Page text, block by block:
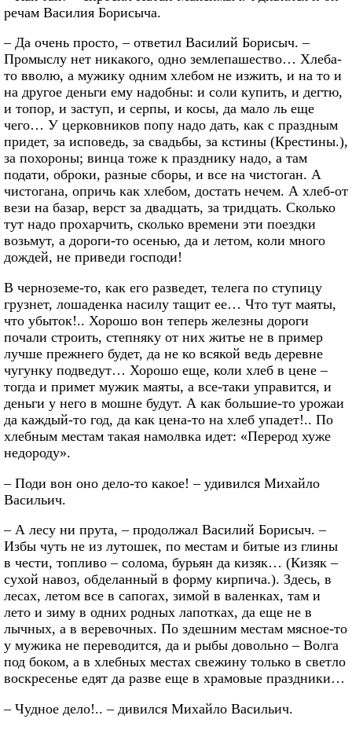
речам Василия Борисыча.
– Да очень просто, – ответил Василий Борисыч. –
Промыслу нет никакого, одно землепашество… Хлеба-
то вволю, а мужику одним хлебом не изжить, и на то и
на другое деньги ему надобны: и соли купить, и дегтю,
и топор, и заступ, и серпы, и косы, да мало ль еще
чего… У церковников попу надо дать, как с праздным
придет, за исповедь, за свадьбы, за кстины (Крестины.),
за похороны; винца тоже к празднику надо, а там
подати, оброки, разные сборы, и все на чистоган. А
чистогана, опричь как хлебом, достать нечем. А хлеб-от
вези на базар, верст за двадцать, за тридцать. Сколько
тут надо прохарчить, сколько времени эти поездки
возьмут, а дороги-то осенью, да и летом, коли много
дождей, не приведи господи!
В черноземе-то, как его разведет, телега по ступицу
грузнет, лошаденка насилу тащит ее… Что тут маяты,
что убыток!.. Хорошо вон теперь железны дороги
почали строить, степняку от них житье не в пример
лучше прежнего будет, да не ко всякой ведь деревне
чугунку подведут… Хорошо еще, коли хлеб в цене –
тогда и примет мужик маяты, а все-таки управится, и
деньги у него в мошне будут. А как большие-то урожаи
да каждый-то год, да как цена-то на хлеб упадет!.. По
хлебным местам такая намолвка идет: «Перерод хуже
недороду».
– Поди вон оно дело-то какое! – удивился Михайло
Васильич.
– А лесу ни прута, – продолжал Василий Борисыч. –
Избы чуть не из лутошек, по местам и битые из глины
в чести, топливо – солома, бурьян да кизяк… (Кизяк –
сухой навоз, обделанный в форму кирпича.). Здесь, в
лесах, летом все в сапогах, зимой в валенках, там и
лето и зиму в одних родных лапотках, да еще не в
лычных, а в веревочных. По здешним местам мясное-то
у мужика не переводится, да и рыбы довольно – Волга
под боком, а в хлебных местах свежину только в светло
воскресенье едят да разве еще в храмовые праздники…
– Чудное дело!.. – дивился Михайло Васильич.